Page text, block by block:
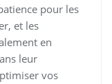
pour les
et les
en
leur
vos